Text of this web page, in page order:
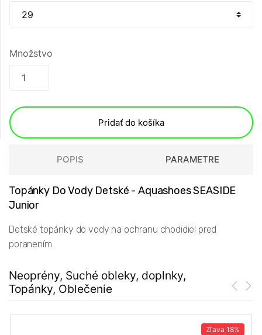
Množstvo
Pridať do košíka
POPIS PARAMETRE
Topánky Do Vody Detské - Aquashoes SEASIDE
Junior
Detské topánky do vody na ochranu chodidiel pred
poranením.
Neoprény, Suché obleky, doplnky,
Topánky, Oblečenie
Zľava 18%